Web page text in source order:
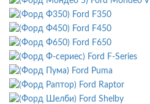
Ford F350
Ford F450
Ford F650
Ford F-Series
Ford Puma
Ford Raptor
Ford Shelby